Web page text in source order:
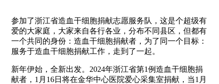
参加了浙江省造血干细胞捐献志愿服务队，这是个超级有
爱的大家庭，大家来自各行各业，分布不同县区，但都有
一个共同的身份：造血干细胞捐献者，为了同一个目标：
服务于造血干细胞捐献工作，走到了一起。
新年伊始，全新出发。2024年浙江省第1例造血干细胞捐
献者，1月16日将在金华中心医院爱心采集室捐献，当1月